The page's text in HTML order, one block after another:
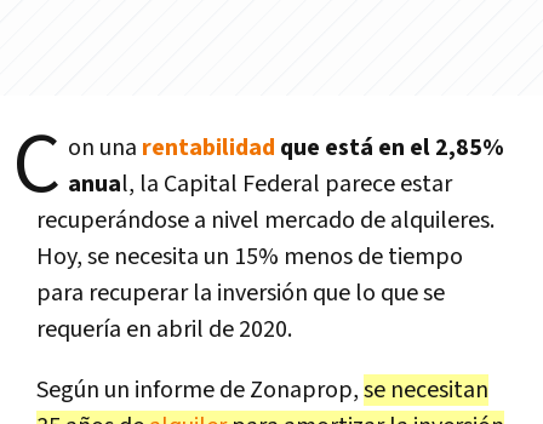
C on una rentabilidad que está en el 2,85%
anual, la Capital Federal parece estar
recuperándose a nivel mercado de alquileres.
Hoy, se necesita un 15% menos de tiempo
para recuperar la inversión que lo que se
requería en abril de 2020.
Según un informe de Zonaprop,se necesitan